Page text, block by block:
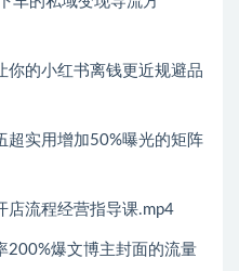
你的小红书离钱更近规避品
超实用增加50%曝光的矩阵
店流程经营指导课.mp4
200%爆文博主封面的流量